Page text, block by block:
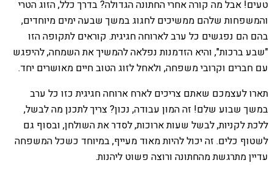
טעים! אבל מה קורה אחרי החתונה הגדולה? בדרך כלל, הזוג הטרי
והמשפחות שלהם ממשיכים לחגוג במשך שבעה ימים מיוחדים,
בהם הם נפגשים כל ערב לארוחה חגיגית. קוראים לתקופה הזו
"שבע ברכות", והיא הזדמנות נפלאה להמשיך את השמחה, להיפגש
עם חברים וקרובי משפחה, ולאחל לזוג הטוב חיים מאושרים יחד.
תארו לעצמכם שאתם צריכים לארח ארוחה חגיגית כזו כל ערב
במשך שבוע שלם! זה המון עבודה, נכון? צריך לתכנן מה לבשל,
ללכת לקניות, לבשל שעות ארוכות, לסדר את השולחן, ובסוף גם
לשטוף כלים. זה יכול להיות מאוד מעייף, במיוחד כשכל המשפחה
עדיין מתרגשת מהחתונה ורוצה פשוט ליהנות.